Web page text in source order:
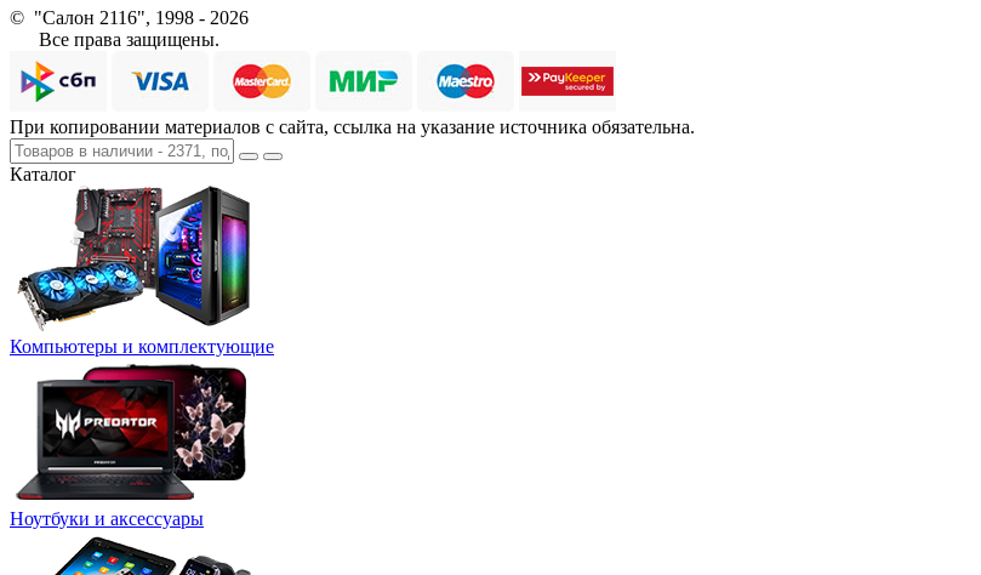
© "Салон 2116", 1998 - 2026
Все права защищены.
При копировании материалов с сайта, ссылка на указание источника обязательна.
Каталог
Компьютеры и комплектующие
Ноутбуки и аксессуары